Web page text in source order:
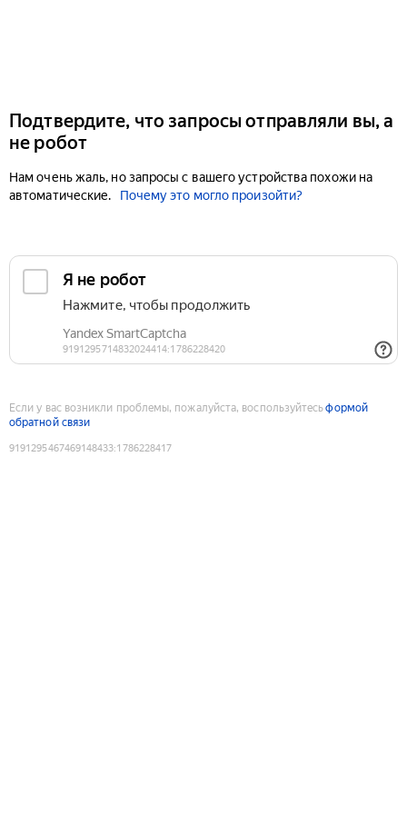
Подтвердите, что запросы отправляли вы, а
не робот
Нам очень жаль, но запросы с вашего устройства похожи на
автоматические.
Почему это могло произойти?
Если у вас возникли проблемы, пожалуйста, воспользуйтесьформой
обратной связи
9191295467469148433:1786228417